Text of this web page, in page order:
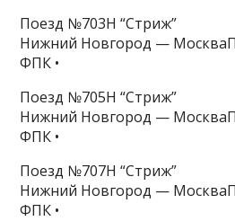
Поезд №703Н “Стриж”
Нижний Новгород —
ФПК •
Поезд №705Н “Стриж”
Нижний Новгород —
ФПК •
Поезд №707Н “Стриж”
Нижний Новгород —
ФПК •